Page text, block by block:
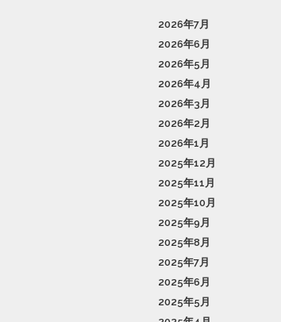
2026年7月
2026年6月
2026年5月
2026年4月
2026年3月
2026年2月
2026年1月
2025年12月
2025年11月
2025年10月
2025年9月
2025年8月
2025年7月
2025年6月
2025年5月